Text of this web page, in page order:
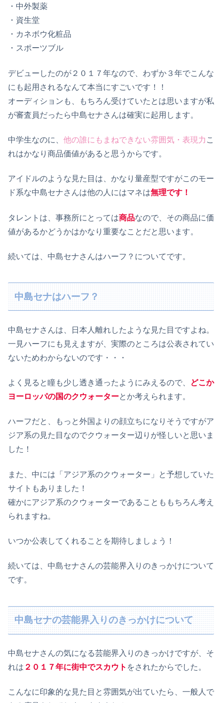
・中外製薬
・資生堂
・カネボウ化粧品
・スポーツブル
デビューしたのが２０１７年なので、わずか３年でこんな
にも起用されるなんて本当にすごいです！！
オーディションも、もちろん受けていたとは思いますが私
が審査員だったら中島セナさんは確実に起用します。
中学生なのに、 他の誰にもまねできない雰囲気・表現力 こ
れはかなり商品価値があると思うからです。
アイドルのような見た目は、かなり量産型ですがこのモー
ド系な中島セナさんは他の人にはマネは無理です！
タレントは、事務所にとっては商品なので、その商品に価
値があるかどうかはかなり重要なことだと思います。
続いては、中島セナさんはハーフ？についてです。
中島セナはハーフ？
中島セナさんは、日本人離れしたような見た目ですよね。
一見ハーフにも見えますが、実際のところは公表されてい
ないためわからないのです・・・
よく見ると瞳も少し透き通ったようにみえるので、
どこか
ヨーロッパの国のクウォーターとか考えられます。
ハーフだと、もっと外国よりの顔立ちになりそうですがア
ジア系の見た目なのでクウォーター辺りが怪しいと思いま
した！
また、中には「アジア系のクウォーター」と予想していた
サイトもありました！
確かにアジア系のクウォーターであることももちろん考え
られますね。
いつか公表してくれることを期待しましょう！
続いては、中島セナさんの芸能界入りのきっかけについて
です。
中島セナの芸能界入りのきっかけについて
中島セナさんの気になる芸能界入りのきっかけですが、そ
れは ２０１７年に街中でスカウト をされたからでした。
こんなに印象的な見た目と雰囲気が出ていたら、一般人で